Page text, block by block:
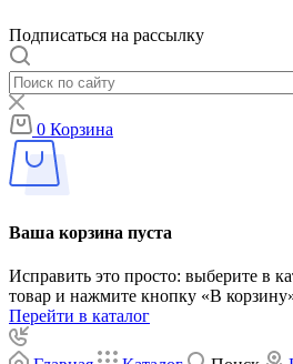
Подписаться на рассылку
0 Корзина
Ваша корзина пуста
Исправить это просто: выберите в
товар и нажмите кнопку «В
Перейти в каталог